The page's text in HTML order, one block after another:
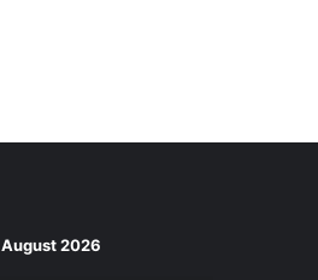
August 2026